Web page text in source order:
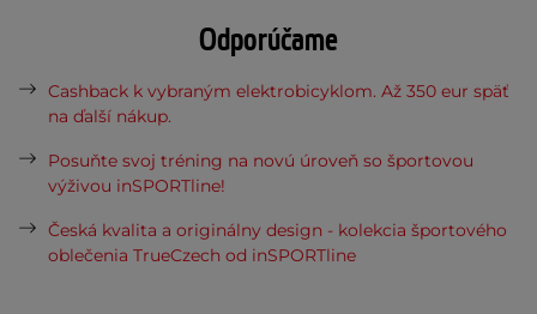
Odporúčame
Cashback k vybraným elektrobicyklom. Až 350 eur späť
na ďalší nákup.
Posuňte svoj tréning na novú úroveň so športovou
výživou inSPORTline!
Česká kvalita a originálny design - kolekcia športového
oblečenia TrueCzech od inSPORTline